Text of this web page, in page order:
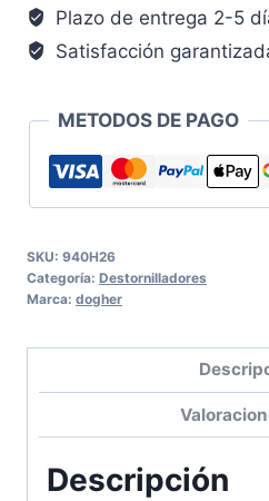
Plazo de entrega 2-5
Satisfacción
METODOS DE PAGO
SKU: 940H26
Categoría: Destornilladores
Marca: dogher
Descripción